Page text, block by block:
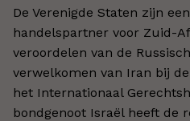
De Verenigde Staten zijn
handelspartner voor Zuid-
veroordelen van de
verwelkomen van Iran bij
het Internationaal
bondgenoot Israël heeft de